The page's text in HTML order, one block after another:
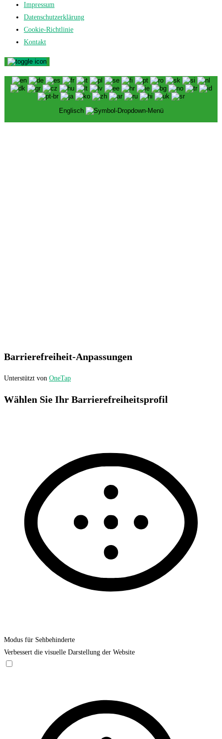
Impressum
Datenschutzerklärung
Cookie-Richtlinie
Kontakt
Englisch
Barrierefreiheit-Anpassungen
Unterstützt von OneTap
Wählen Sie Ihr Barrierefreiheitsprofil
Modus für Sehbehinderte
Verbessert die visuelle Darstellung der Website